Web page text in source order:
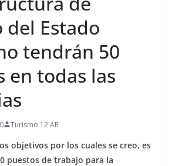
del Estado
tendrán 50
en todas las
Turismo 12 AR
objetivos por los cuales se creo, es
puestos de trabajo para la